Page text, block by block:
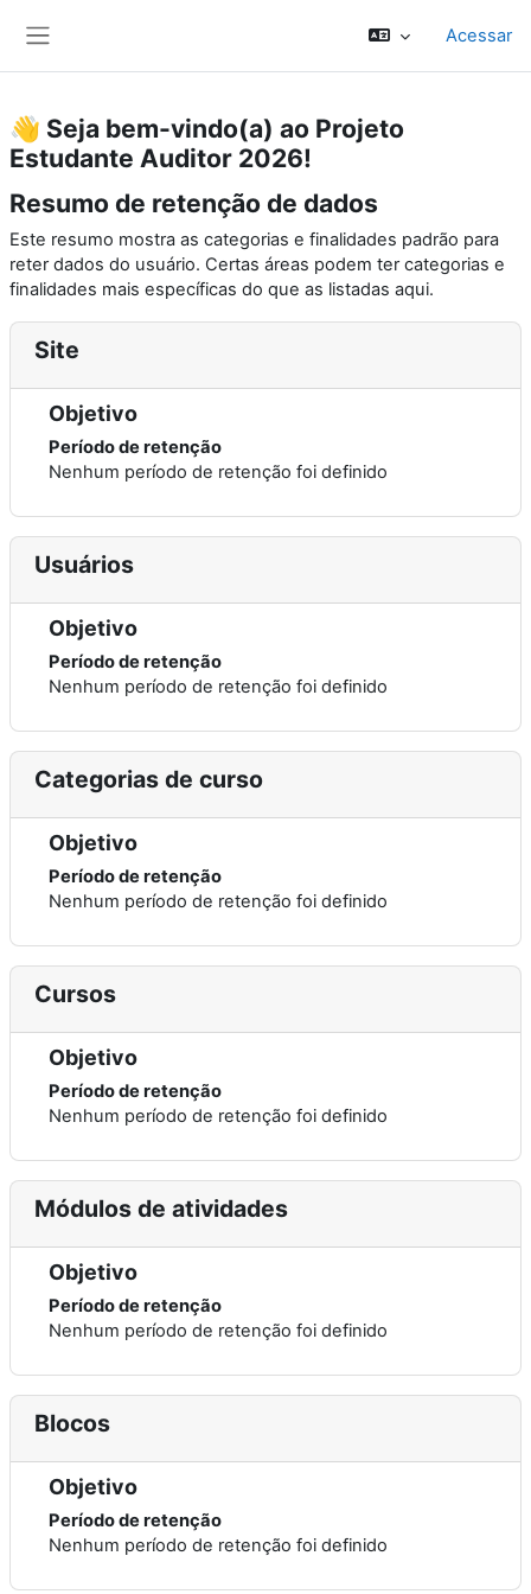
Acessar
👋 Seja bem-vindo(a) ao Projeto
Estudante Auditor 2026!
Resumo de retenção de dados
Este resumo mostra as categorias e finalidades padrão para
reter dados do usuário. Certas áreas podem ter categorias e
finalidades mais específicas do que as listadas aqui.
Site
Objetivo
Período de retenção
Nenhum período de retenção foi definido
Usuários
Objetivo
Período de retenção
Nenhum período de retenção foi definido
Categorias de curso
Objetivo
Período de retenção
Nenhum período de retenção foi definido
Cursos
Objetivo
Período de retenção
Nenhum período de retenção foi definido
Módulos de atividades
Objetivo
Período de retenção
Nenhum período de retenção foi definido
Blocos
Objetivo
Período de retenção
Nenhum período de retenção foi definido